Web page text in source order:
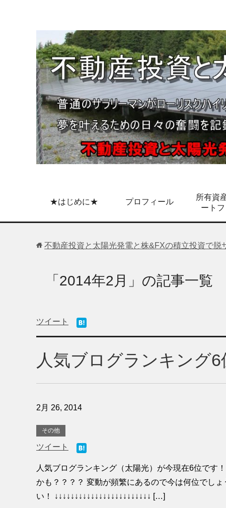
★はじめに★ プロフィール
所有資
ート
不動産投資と太陽光発電と株&FXの積立投資で脱
「2014年2月」の記事一覧
ツイート
人気ブログランキング6
2月 26, 2014
その他
ツイート
人気ブログランキング（太陽光）が今現在6位です
かも？？？？ 変動が頻繁にあるので今は何位でし
い！ ↓↓↓↓↓↓↓↓↓↓↓↓↓↓↓↓↓↓↓↓↓↓↓↓ […]